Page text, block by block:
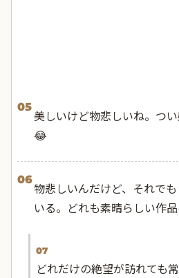
05
美しいけど物悲しいね。つ
😂
06
物悲しいんだけど、それで
いる。どれも素晴らしい作品
07
どれだけの絶望が訪れても